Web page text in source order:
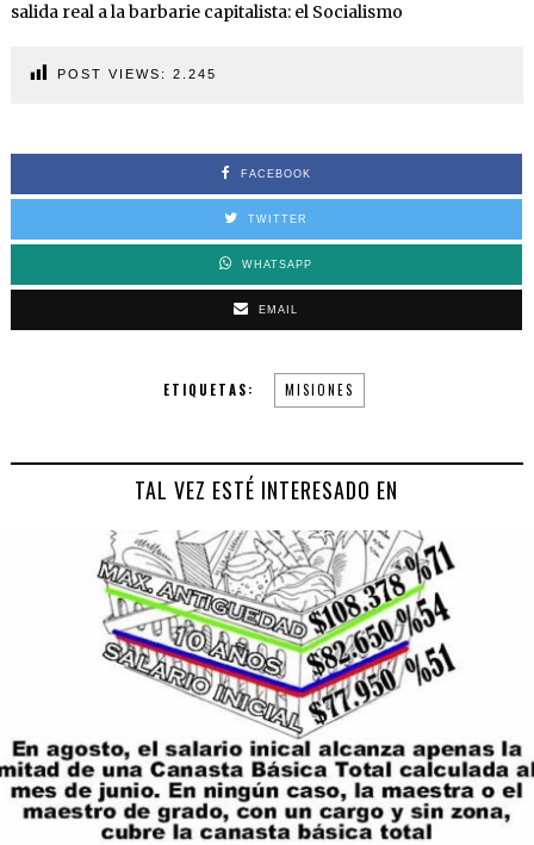
salida real a la barbarie capitalista: el Socialismo
POST VIEWS: 2.245
FACEBOOK
TWITTER
WHATSAPP
EMAIL
ETIQUETAS: MISIONES
TAL VEZ ESTÉ INTERESADO EN